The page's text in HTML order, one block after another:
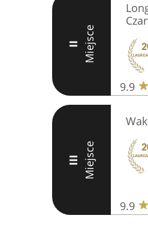
II Miejsce
9.9
III Miejsce
9.9